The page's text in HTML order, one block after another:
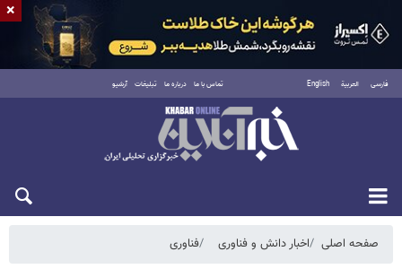
فارسی العربية English تماس با ما درباره ما تبلیغات آرشیو
شنبه ۱۷ مرداد ۱۴۰۵
صفحه اصلی اخبار دانش و فناوری فناوری
×